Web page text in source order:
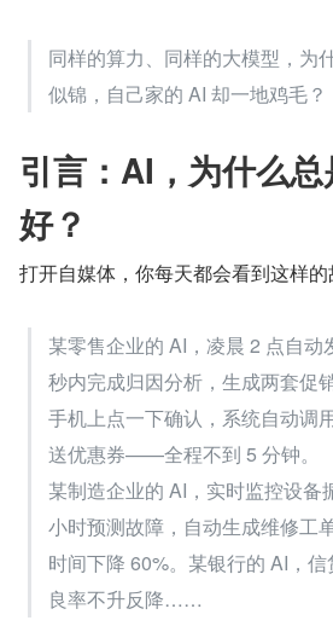
同样的算力、同样的大模型，为
似锦，自己家的 AI 却一地鸡毛？
引言：AI，为什么
好？
打开自媒体，你每天都会看到这样
某零售企业的 AI，凌晨 2 点自动
秒内完成归因分析，生成两套促
手机上点一下确认，系统自动调
送优惠券——全程不到 5 分钟。
某制造企业的 AI，实时监控设备
小时预测故障，自动生成维修工
时间下降 60%。某银行的 AI，
良率不升反降……